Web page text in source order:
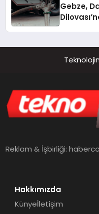
Gebze,
Reklam & İşbirliği:
Hakkımızda
Künyeİletişim